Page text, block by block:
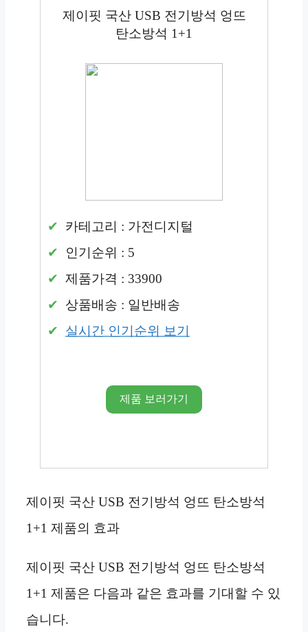
제이핏 국산 USB 전기방석 엉뜨
탄소방석 1+1
카테고리 : 가전디지털
인기순위 : 5
제품가격 : 33900
상품배송 : 일반배송
실시간 인기순위 보기
제품 보러가기
제이핏 국산 USB 전기방석 엉뜨 탄소방석
1+1 제품의 효과
제이핏 국산 USB 전기방석 엉뜨 탄소방석
1+1 제품은 다음과 같은 효과를 기대할 수 있
습니다.